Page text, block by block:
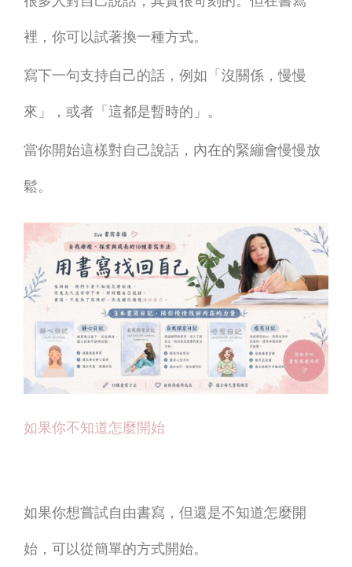
裡，你可以試著換一種方式。
寫下一句支持自己的話，例如「沒關係，慢慢
來」，或者「這都是暫時的」。
當你開始這樣對自己說話，內在的緊繃會慢慢放
鬆。
如果你不知道怎麼開始
如果你想嘗試自由書寫，但還是不知道怎麼開
始，可以從簡單的方式開始。